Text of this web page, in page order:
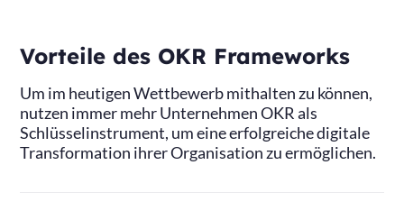
Vorteile des OKR Frameworks
Um im heutigen Wettbewerb mithalten zu können,
nutzen immer mehr Unternehmen OKR als
Schlüsselinstrument, um eine erfolgreiche digitale
Transformation ihrer Organisation zu ermöglichen.